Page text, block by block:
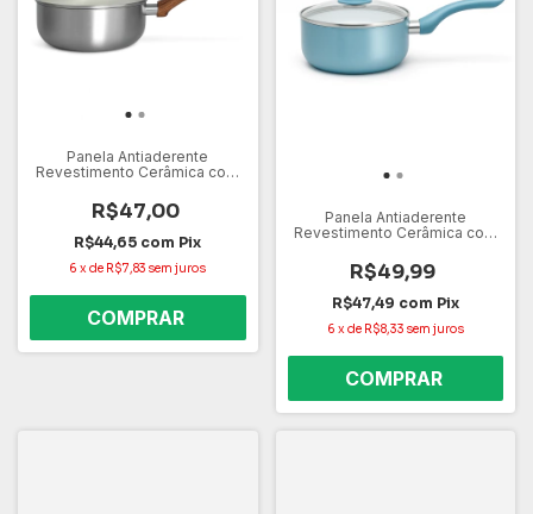
Panela Antiaderente
Revestimento Cerâmica com
Prata
R$47,00
R$44,65 com Pix
6 xde R$7,83 sem juros
Panela Antiaderente
Revestimento Cerâmica com
R$49,99
R$47,49 com Pix
6 xde R$8,33 sem juros